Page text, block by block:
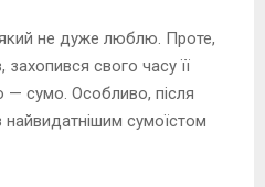
не дуже люблю. Проте,
свого часу її
сумо. Особливо, після
сумоїстом